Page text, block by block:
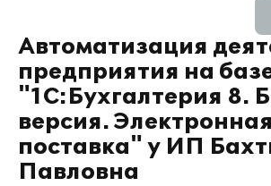
Автоматизация
предприятия на
"1С:Бухгалтерия 8.
версия. Электронная
поставка" у ИП
Павловна